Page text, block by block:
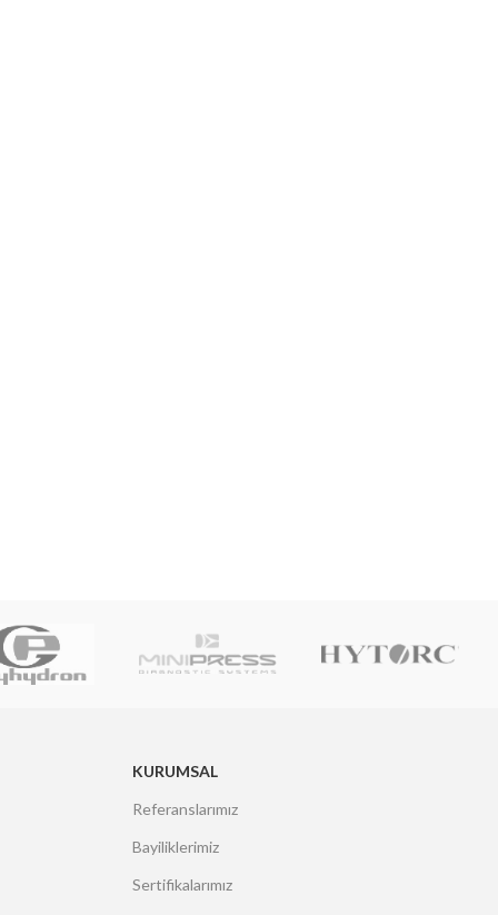
KURUMSAL
Referanslarımız
Bayiliklerimiz
Sertifikalarımız